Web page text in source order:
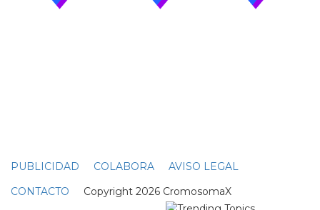
PUBLICIDAD COLABORA
AVISO LEGAL
CONTACTO Copyright 2026 CromosomaX